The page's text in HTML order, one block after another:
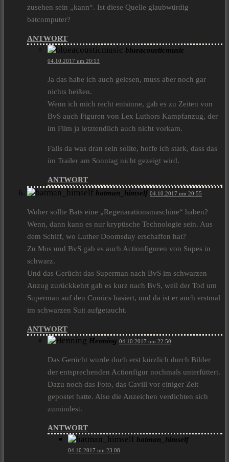
zusehen sein „kann“. Ist diese Quelle glaubwürdig
batcomputer?
ANTWORT
blueacousticmusic
04.10.2017 um 20:13
Ja das habe ich auch gelesen, muss aber noch gar
nichts heißen.
Wenn ich mich recht entsinne, gab es zu Zeiten von
BvS auch Figuren von Lex Luthors Kampfanzug, der
im Film ja letztendlich auch nicht vorkam.
Falls da was dran sein sollte, hoffe ich stark, dass das
im Trailer am Sonntag nicht gezeigt wird.
ANTWORT
batman_himself 04.10.2017 um 20:55
Woher sollte Bats eine „Regenarationsmaschine“ haben?
Wenn, dann kann es nur kryptische Technologie sein. Aus
dem Schiff, wo Luther Doomsday erschaffen hat?
Zu Mos und BvS gab es auch Actionfiguren von Supes in
schwarz.
Und das Gerücht das Superman nach BvS im schwarzen
Anzug zurückkehrt gab es kurz nach BvS, weil der Tod um
Superman auf den Comics basiert, und da ist er auch erstmal
im schwarzen Suit aufgetaucht.
ANTWORT
Henning 04.10.2017 um 22:50
Das Gerücht wurde doch erst kürzlich durch Bilder
der entsprechenden Actionfigur nochmals unterfüttert.
Dazu noch das Foto, das Cavill vor einiger Zeit
gepostet hatte. Also die Anzeichen verdichten sich
zumindest.
ANTWORT
batman_himself
04.10.2017 um 23:08